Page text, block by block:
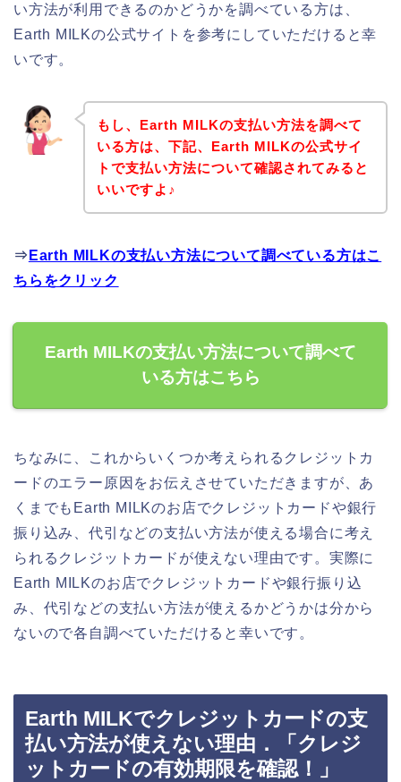
い方法が利用できるのかどうかを調べている方は、
Earth MILKの公式サイトを参考にしていただけると幸
いです。
もし、Earth MILKの支払い方法を調べて
いる方は、下記、Earth MILKの公式サイ
トで支払い方法について確認されてみると
いいですよ♪
⇒ Earth MILKの支払い方法について調べている方はこ
ちらをクリック
Earth MILKの支払い方法について調べて
いる方はこちら
ちなみに、これからいくつか考えられるクレジットカ
ードのエラー原因をお伝えさせていただきますが、あ
くまでもEarth MILKのお店でクレジットカードや銀行
振り込み、代引などの支払い方法が使える場合に考え
られるクレジットカードが使えない理由です。実際に
Earth MILKのお店でクレジットカードや銀行振り込
み、代引などの支払い方法が使えるかどうかは分から
ないので各自調べていただけると幸いです。
Earth MILKでクレジットカードの支
払い方法が使えない理由．「クレジ
ットカードの有効期限を確認！」